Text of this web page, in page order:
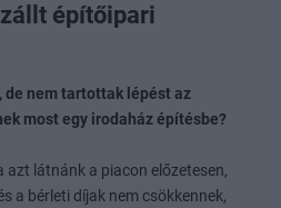
építőipari
nem tartottak lépést az
most egy irodaház építésbe?
azt látnánk a piacon előzetesen,
a bérleti díjak nem csökkennek,